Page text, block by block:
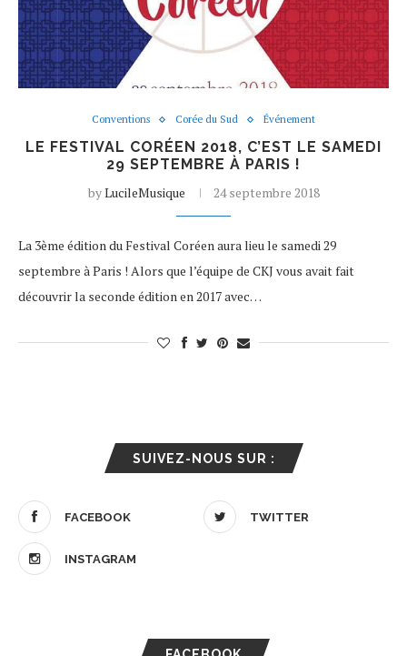
Conventions Corée du Sud Événement
LE FESTIVAL CORÉEN 2018, C’EST LE SAMEDI
29 SEPTEMBRE À PARIS !
byLucileMusique 24 septembre 2018
La 3ème édition du Festival Coréen aura lieu le samedi 29
septembre à Paris ! Alors que l’équipe de CKJ vous avait fait
découvrir la seconde édition en 2017 avec…
SUIVEZ-NOUS SUR :
FACEBOOK TWITTER
INSTAGRAM